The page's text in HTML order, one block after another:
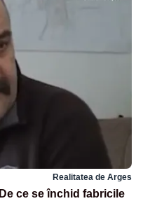
Realitatea de Arges
ce se închid fabricile